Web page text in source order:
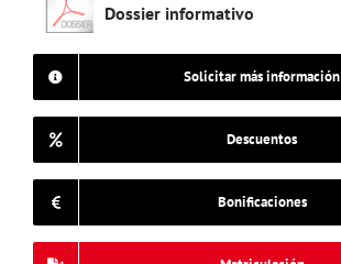
Dossier informativo
Solicitar más información
Descuentos
Bonificaciones